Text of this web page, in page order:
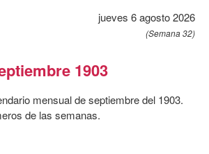
jueves 6 agosto 2026
(Semana 32)
1903
mensual de septiembre del 1903.
de las semanas.